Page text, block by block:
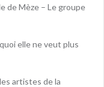
de Mèze – Le groupe
elle ne veut plus
artistes de la